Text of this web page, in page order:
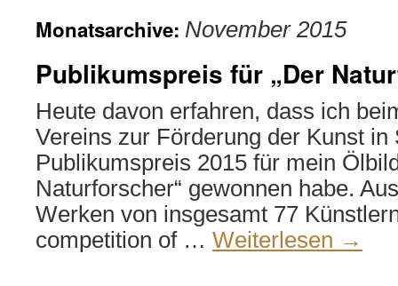
Monatsarchive: November 2015
Publikumspreis für „Der
Heute davon erfahren, dass ich
Vereins zur Förderung der Kunst in
Publikumspreis 2015 für mein
Naturforscher“ gewonnen habe.
Werken von insgesamt 77
competition of … Weiterlesen →